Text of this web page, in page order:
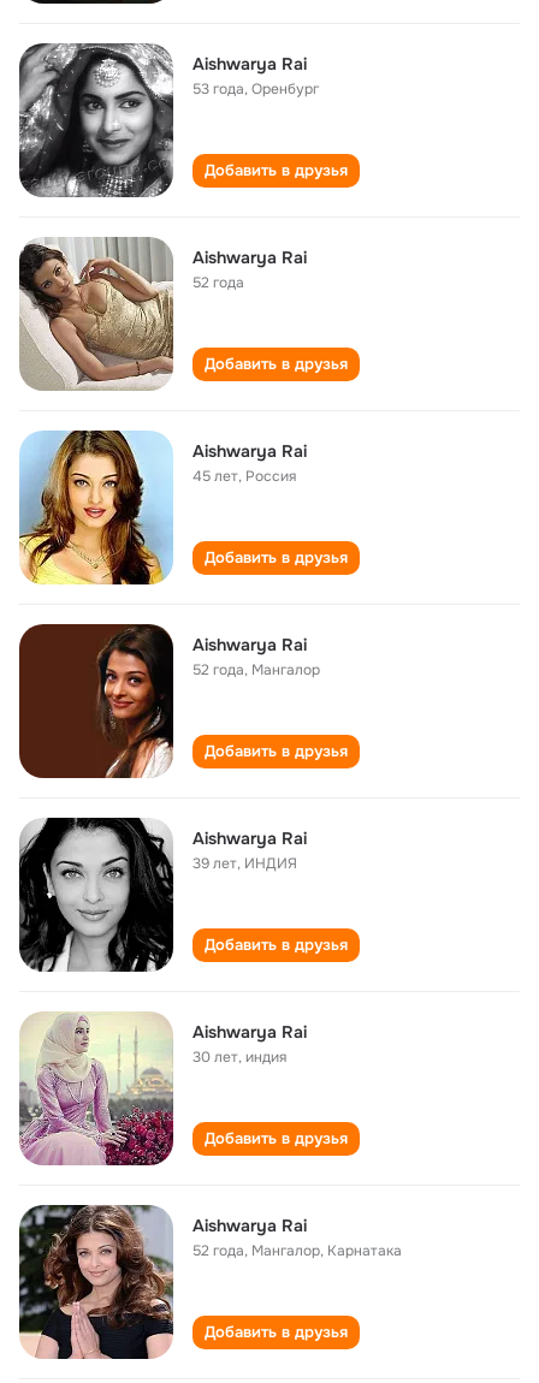
Aishwarya Rai
53 года,Оренбург
Добавить в друзья
Aishwarya Rai
52 года
Добавить в друзья
Aishwarya Rai
45 лет, Россия
Добавить в друзья
Aishwarya Rai
52 года, Мангалор
Добавить в друзья
Aishwarya Rai
39 лет, ИНДИЯ
Добавить в друзья
Aishwarya Rai
30 лет,индия
Добавить в друзья
Aishwarya Rai
52 года, Мангалор, Карнатака
Добавить в друзья